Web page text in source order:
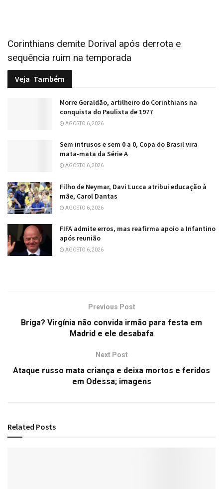
Corinthians demite Dorival após derrota e
sequência ruim na temporada
Veja Também
Morre Geraldão, artilheiro do Corinthians na
conquista do Paulista de 1977
AGOSTO 6, 2026
Sem intrusos e sem 0 a 0, Copa do Brasil vira
mata-mata da Série A
AGOSTO 6, 2026
Filho de Neymar, Davi Lucca atribui educação à
mãe, Carol Dantas
AGOSTO 6, 2026
FIFA admite erros, mas reafirma apoio a Infantino
após reunião
AGOSTO 6, 2026
Previous Post
Briga? Virgínia não convida irmão para festa em
Madrid e ele desabafa
Next Post
Ataque russo mata criança e deixa mortos e feridos
em Odessa; imagens
Related Posts